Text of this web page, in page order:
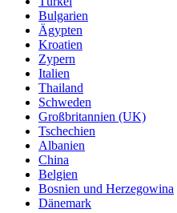
Bulgarien
Ägypten
Kroatien
Zypern
Italien
Thailand
Schweden
Großbritannien (UK)
Tschechien
Albanien
China
Belgien
Bosnien und Herzegowina
Dänemark